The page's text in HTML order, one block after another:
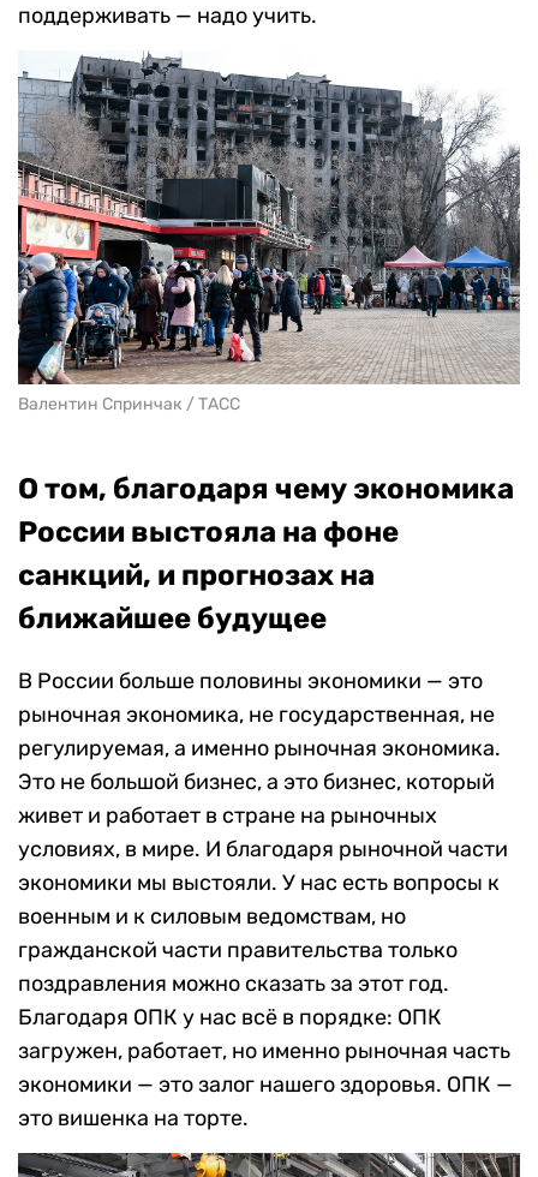
поддерживать — надо учить.
Валентин Спринчак / ТАСС
О том, благодаря чему экономика
России выстояла на фоне
санкций, и прогнозах на
ближайшее будущее
В России больше половины экономики — это
рыночная экономика, не государственная, не
регулируемая, а именно рыночная экономика.
Это не большой бизнес, а это бизнес, который
живет и работает в стране на рыночных
условиях, в мире. И благодаря рыночной части
экономики мы выстояли. У нас есть вопросы к
военным и к силовым ведомствам, но
гражданской части правительства только
поздравления можно сказать за этот год.
Благодаря ОПК у нас всё в порядке: ОПК
загружен, работает, но именно рыночная часть
экономики — это залог нашего здоровья. ОПК —
это вишенка на торте.